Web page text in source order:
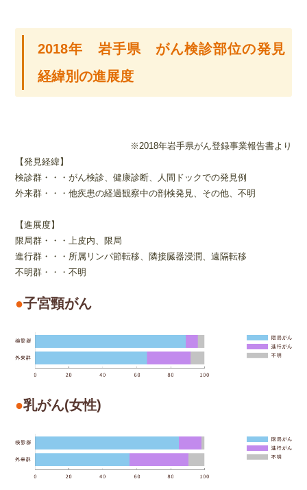
2018年 岩手県 がん検診部位の発見
経緯別の進展度
※2018年岩手県がん登録事業報告書より
【発見経緯】
検診群・・・がん検診、健康診断、人間ドックでの発見例
外来群・・・他疾患の経過観察中の剖検発見、その他、不明
【進展度】
限局群・・・上皮内、限局
進行群・・・所属リンパ節転移、隣接臓器浸潤、遠隔転移
不明群・・・不明
子宮頸がん
乳がん(女性)